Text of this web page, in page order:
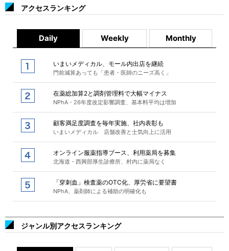
アクセスランキング
Daily Weekly Monthly
いまいメディカル、モール内出店を継続
門前減算あっても「患者・医師のニーズ高く」
在薬総加算2と調剤管理料で大幅マイナス
NPhA・26年度改定影響調査、基本料平均は増加
顧客満足度調査を毎年実施、社内表彰も
いまいメディカル 店舗改善と士気向上に活用
オンライン服薬指導ブース、利用薬局を募集
北海道・西興部厚生診療所、村内に薬局なく
「穿刺血」検査薬のOTC化、厚労省に要望書
NPhA、薬剤師による補助の明確化も
ジャンル別アクセスランキング